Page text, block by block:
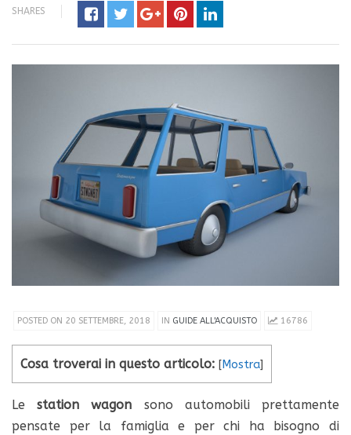
SHARES
POSTED ON 20 SETTEMBRE, 2018 IN GUIDE ALL'ACQUISTO 16786
Cosa troverai in questo articolo: [Mostra]
Lestation wagon sono automobili prettamente
pensate per la famiglia e per chi ha bisogno di